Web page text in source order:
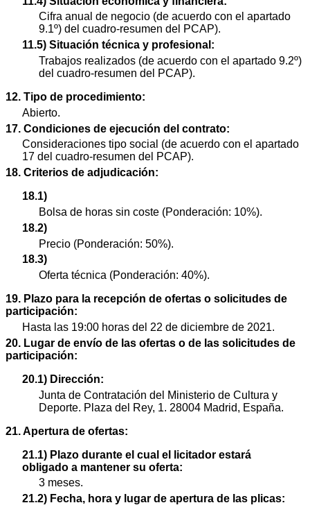
Cifra anual de negocio (de acuerdo con el apartado
9.1º) del cuadro-resumen del PCAP).
11.5) Situación técnica y profesional:
Trabajos realizados (de acuerdo con el apartado 9.2º)
del cuadro-resumen del PCAP).
12. Tipo de procedimiento:
Abierto.
17. Condiciones de ejecución del contrato:
Consideraciones tipo social (de acuerdo con el apartado
17 del cuadro-resumen del PCAP).
18. Criterios de adjudicación:
18.1)
Bolsa de horas sin coste (Ponderación: 10%).
18.2)
Precio (Ponderación: 50%).
18.3)
Oferta técnica (Ponderación: 40%).
19. Plazo para la recepción de ofertas o solicitudes de
participación:
Hasta las 19:00 horas del 22 de diciembre de 2021.
20. Lugar de envío de las ofertas o de las solicitudes de
participación:
20.1) Dirección:
Junta de Contratación del Ministerio de Cultura y
Deporte. Plaza del Rey, 1. 28004 Madrid, España.
21. Apertura de ofertas:
21.1) Plazo durante el cual el licitador estará
obligado a mantener su oferta:
3 meses.
21.2) Fecha, hora y lugar de apertura de las plicas: